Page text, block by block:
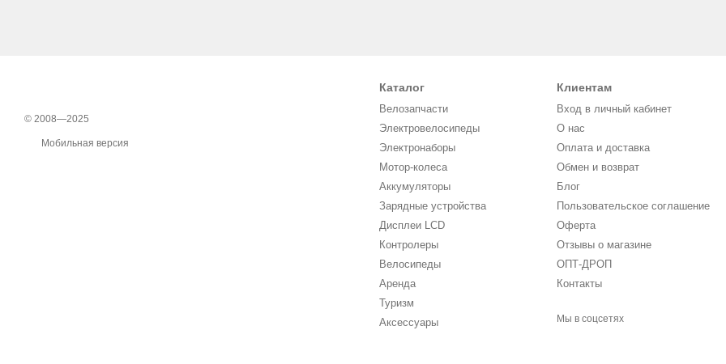
© 2008—2025
Мобильная версия
Каталог
Велозапчасти
Электровелосипеды
Электронаборы
Мотор-колеса
Аккумуляторы
Зарядные устройства
Дисплеи LCD
Контролеры
Велосипеды
Аренда
Туризм
Аксессуары
Клиентам
Вход в личный кабинет
О нас
Оплата и доставка
Обмен и возврат
Блог
Пользовательское соглашение
Оферта
Отзывы о магазине
ОПТ-ДРОП
Контакты
Мы в соцсетях